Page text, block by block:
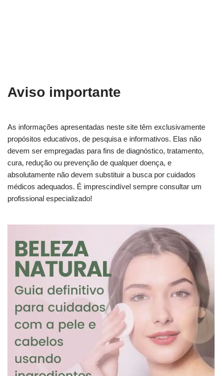
Aviso importante
As informações apresentadas neste site têm exclusivamente
propósitos educativos, de pesquisa e informativos. Elas não
devem ser empregadas para fins de diagnóstico, tratamento,
cura, redução ou prevenção de qualquer doença, e
absolutamente não devem substituir a busca por cuidados
médicos adequados. É imprescindível sempre consultar um
profissional especializado!